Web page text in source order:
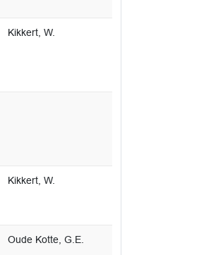
Kikkert, W.
Kikkert, W.
Oude Kotte, G.E.